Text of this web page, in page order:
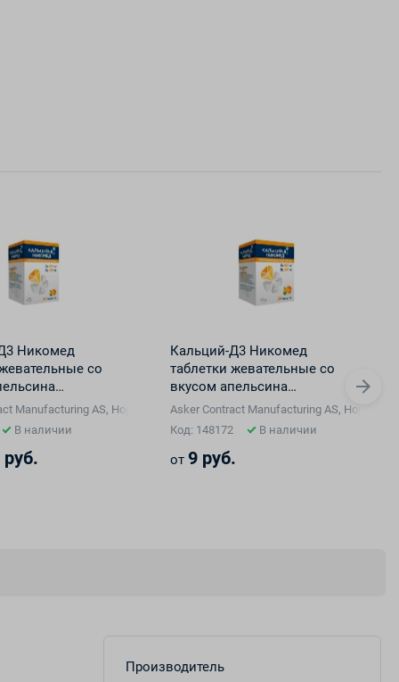
Никомед
со
№100
Manufacturing AS, Норвегия
В наличии
Кальций-Д3 Никомед
таблетки жевательные со
вкусом апельсина
500мг/200ме №20
Asker Contract Manufacturing AS, Норвегия
Код: 148172
В наличии
от 9 руб.
Производитель